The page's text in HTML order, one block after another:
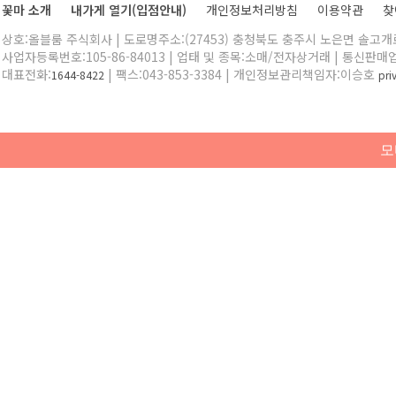
꽃마 소개 내가게 열기(입점안내) 개인정보처리방침 이용약관
상호:올블룸 주식회사 | 도로명주소:(27453) 충청북도 충주시 노은면 솔고
사업자등록번호:105-86-84013 | 업태 및 종목:소매/전자상거래 | 통신판매
대표전화:1644-8422 | 팩스:043-853-3384 | 개인정보관리책임자:이승호